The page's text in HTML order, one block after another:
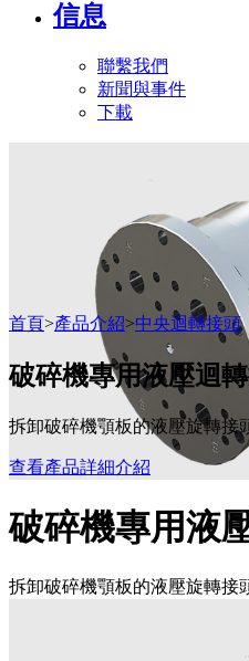
信息
聯繫我們
新聞與事件
下載
首頁>產品介紹>中央迴轉接頭
破碎機專用液壓迴
拆卸破碎機顎板的液壓旋轉接
查看產品詳細介紹
破碎機專用液
拆卸破碎機顎板的液壓旋轉接